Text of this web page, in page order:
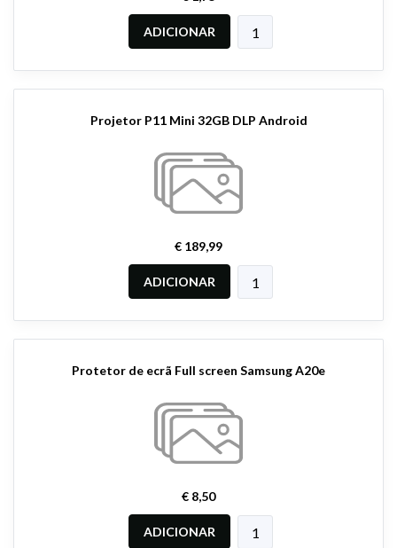
ADICIONAR
Projetor P11 Mini 32GB DLP Android
€ 189,99
ADICIONAR
Protetor de ecrã Full screen Samsung A20e
€ 8,50
ADICIONAR